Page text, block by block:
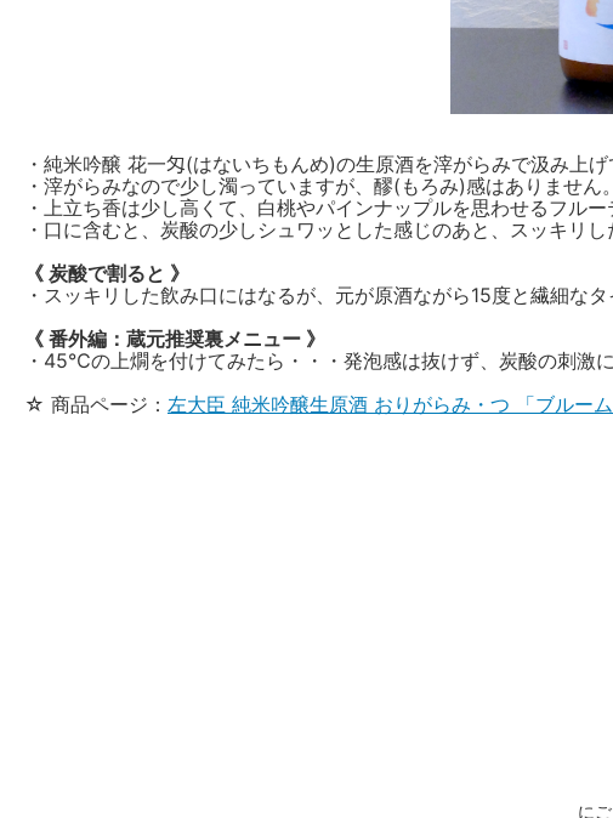
・純米吟醸 花一匁(はないちもんめ)の生原酒を滓がらみで汲み上
・滓がらみなので少し濁っていますが、醪(もろみ)感はありませ
・上立ち香は少し高くて、白桃やパインナップルを思わせるフル
・口に含むと、炭酸の少しシュワッとした感じのあと、スッキリ
《 炭酸で割ると 》
・スッキリした飲み口にはなるが、元が原酒ながら15度と繊細な
《 番外編：蔵元推奨裏メニュー 》
・45℃の上燗を付けてみたら・・・発泡感は抜けず、炭酸の刺激
☆ 商品ページ： 左大臣 純米吟醸生原酒 おりがらみ・つ 「ブルーム
に